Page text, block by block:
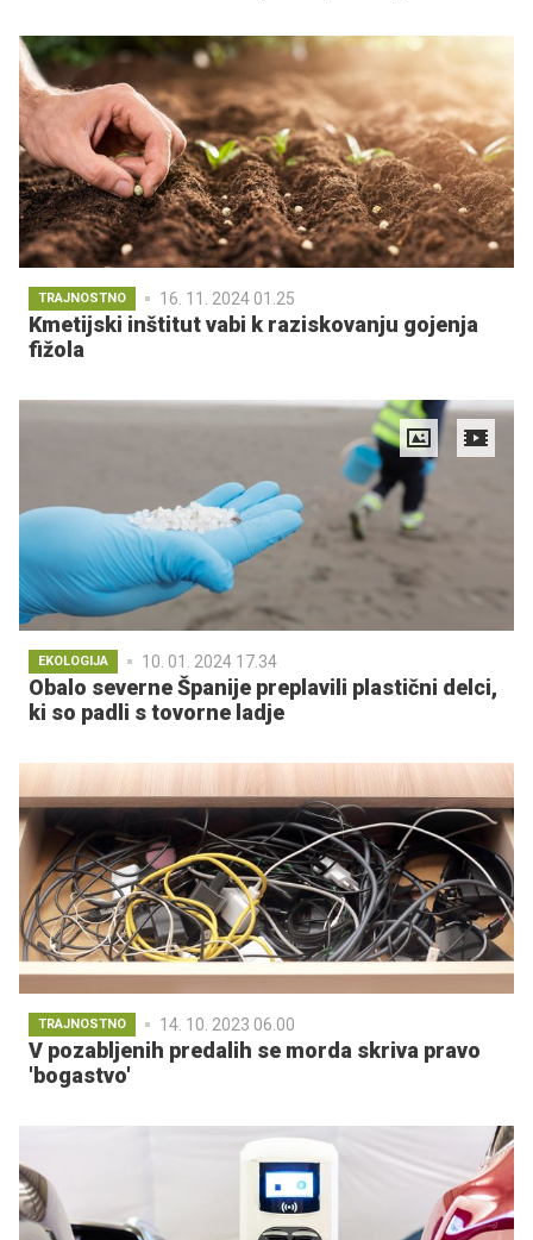
TRAJNOSTNO 16. 11. 2024 01.25
Kmetijski inštitut vabi k raziskovanju gojenja
fižola
EKOLOGIJA 10. 01. 2024 17.34
Obalo severne Španije preplavili plastični delci,
ki so padli s tovorne ladje
TRAJNOSTNO 14. 10. 2023 06.00
V pozabljenih predalih se morda skriva pravo
'bogastvo'